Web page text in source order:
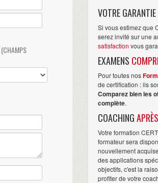
(CHAMPS
VOTRE GARANTIE
Si vous estimez que
serez invité sur une
satisfaction vous
EXAMENS
Pour toutes nos
de certification : ils
Comparez bien les
complète.
COACHING
Votre formation
formateur sera
nouvellement
des applications
objectifs, c'est la
profiter de votre